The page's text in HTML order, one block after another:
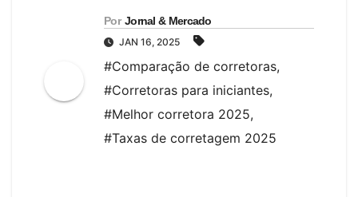
Por Jornal & Mercado
JAN 16, 2025
#Comparação de corretoras,
#Corretoras para iniciantes,
#Melhor corretora 2025,
#Taxas de corretagem 2025